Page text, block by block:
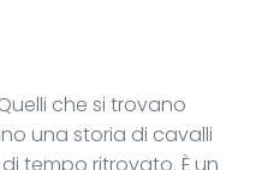
che si trovano
una storia di cavalli
tempo ritrovato. È un